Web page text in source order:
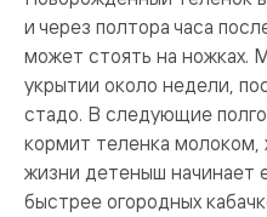
и через полтора часа
может стоять на ножках.
укрытии около недели,
стадо. В следующие
кормит теленка молоком,
жизни детеныш начинает
быстрее огородных